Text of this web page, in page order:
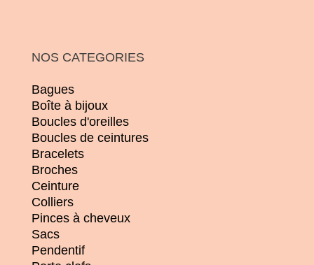
NOS CATEGORIES
Bagues
Boîte à bijoux
Boucles d'oreilles
Boucles de ceintures
Bracelets
Broches
Ceinture
Colliers
Pinces à cheveux
Sacs
Pendentif